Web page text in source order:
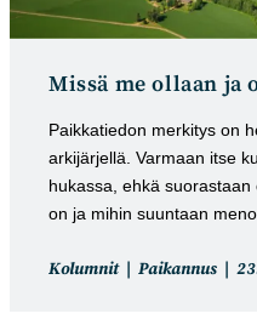
Missä me ollaan ja
Paikkatiedon merkitys on
arkijärjellä. Varmaan itse
hukassa, ehkä
on ja mihin suuntaan
Artikkelin
Kolumnit Paikannus